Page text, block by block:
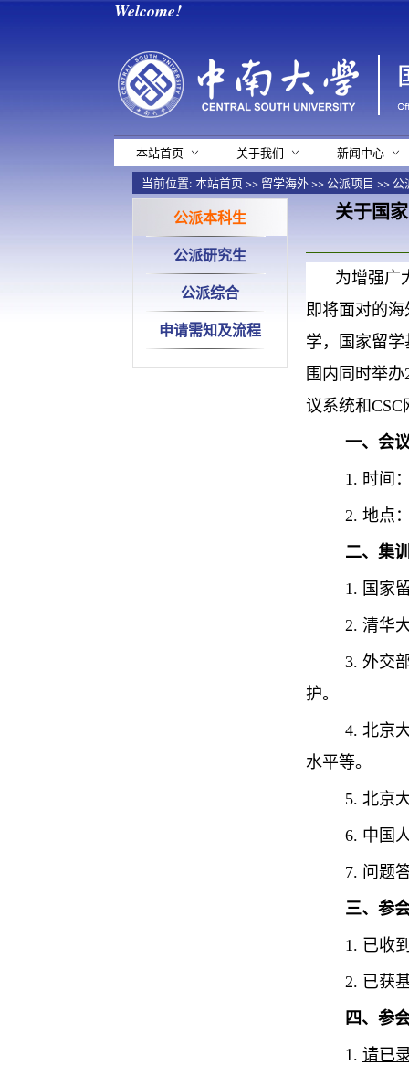
Welcome!
本站首页 关于我们
新闻中心
当前位置: 本站首页>> 留学海外>> 公派项目 >> 公
公派本科生
公派研究生
公派综合
申请需知及流程
关于国
为增强广
即将面对的
学，国家留
围内同时举
议系统和
一、会
1. 时间
2. 地点
二、集
1. 国家
2. 清华
3. 外交
护。
4. 北京
水平等。
5. 北京
6. 中国
7. 问题
三、参
1. 已收
2. 已获
四、参
1. 请已